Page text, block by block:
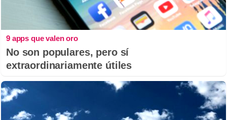
9 apps que valen oro
No son populares, pero sí
extraordinariamente útiles